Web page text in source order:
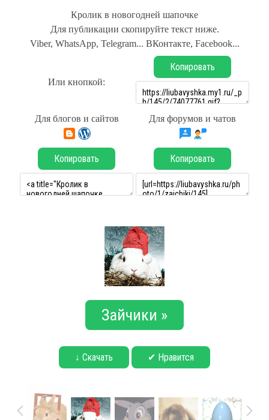
Кролик в новогодней шапочке
Для публикации скопируйте текст ниже.
Viber, WhatsApp, Telegram... ВКонтакте, Facebook...
Или кнопкой:
Копировать
Для блогов и сайтов Для форумов и чатов
Копировать Копировать
Зайчики »
↓ Скачать ✔ Нравится